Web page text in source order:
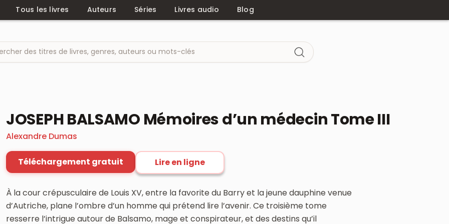
Tous les livres Auteurs Séries Livres audio Blog
JOSEPH BALSAMO Mémoires d’un médecin Tome III
Alexandre Dumas
Téléchargement gratuit Lire en ligne
À la cour crépusculaire de Louis XV, entre la favorite du Barry et la jeune dauphine venue
d’Autriche, plane l’ombre d’un homme qui prétend lire l’avenir. Ce troisième tome
resserre l’intrigue autour de Balsamo, mage et conspirateur, et des destins qu’il